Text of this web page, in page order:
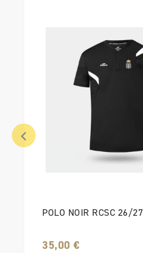
POLO NOIR RCSC 26/27
35,00 €